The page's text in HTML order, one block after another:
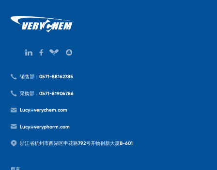
销售部：0571-88162785
采购部：0571-81906786
Lucy@verychem.com
Lucy@verypharm.com
浙江省杭州市西湖区申花路792号开物创新大厦B-601